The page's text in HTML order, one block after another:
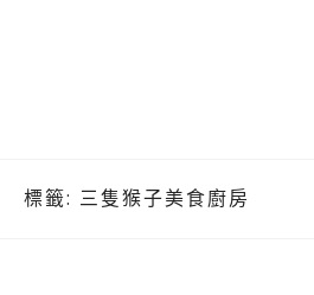
標籤: 三隻猴子美食廚房